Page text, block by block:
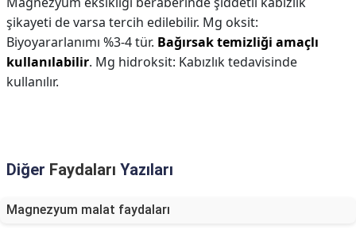
şikayeti de varsa tercih edilebilir. Mg oksit:
Biyoyararlanımı %3-4 tür. Bağırsak temizliği amaçlı
kullanılabilir. Mg hidroksit: Kabızlık tedavisinde
kullanılır.
Diğer Faydaları Yazıları
Magnezyum malat faydaları